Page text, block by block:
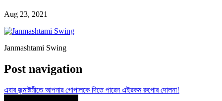
Aug 23, 2021
Janmashtami Swing
Post navigation
এবার জন্মাষ্টমীতে আপনার গোপালকে দিতে পারেন এইরকম রুপোর দোলনা!